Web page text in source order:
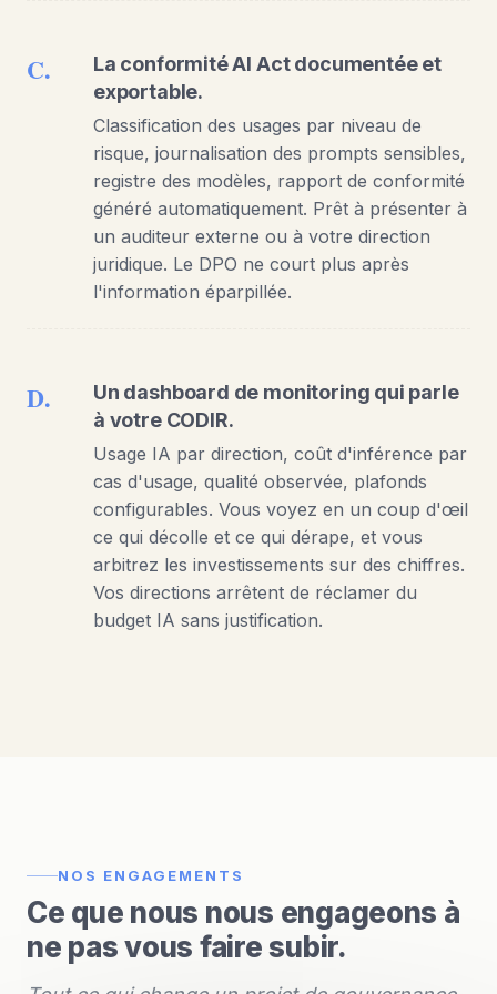
C.
La conformité AI Act documentée et
exportable.
Classification des usages par niveau de
risque, journalisation des prompts sensibles,
registre des modèles, rapport de conformité
généré automatiquement. Prêt à présenter à
un auditeur externe ou à votre direction
juridique. Le DPO ne court plus après
l'information éparpillée.
D.
Un dashboard de monitoring qui parle
à votre CODIR.
Usage IA par direction, coût d'inférence par
cas d'usage, qualité observée, plafonds
configurables. Vous voyez en un coup d'œil
ce qui décolle et ce qui dérape, et vous
arbitrez les investissements sur des chiffres.
Vos directions arrêtent de réclamer du
budget IA sans justification.
NOS ENGAGEMENTS
Ce que nous nous engageons à
ne pas vous faire subir.